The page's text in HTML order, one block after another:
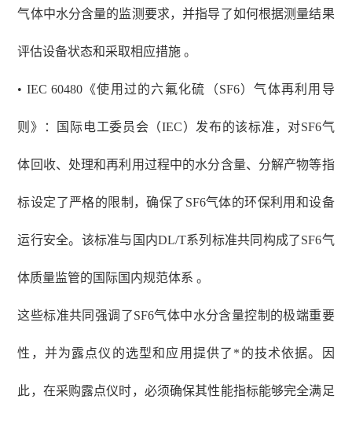
气体中水分含量的监测要求，并指导了如何根据测量结果
评估设备状态和采取相应措施 。
• IEC 60480《使用过的六氟化硫（SF6）气体再利用导
则》：国际电工委员会（IEC）发布的该标准，对SF6气
体回收、处理和再利用过程中的水分含量、分解产物等指
标设定了严格的限制，确保了SF6气体的环保利用和设备
运行安全。该标准与国内DL/T系列标准共同构成了SF6气
体质量监管的国际国内规范体系 。
这些标准共同强调了SF6气体中水分含量控制的极端重要
性，并为露点仪的选型和应用提供了*的技术依据。因
此，在采购露点仪时，必须确保其性能指标能够完全满足